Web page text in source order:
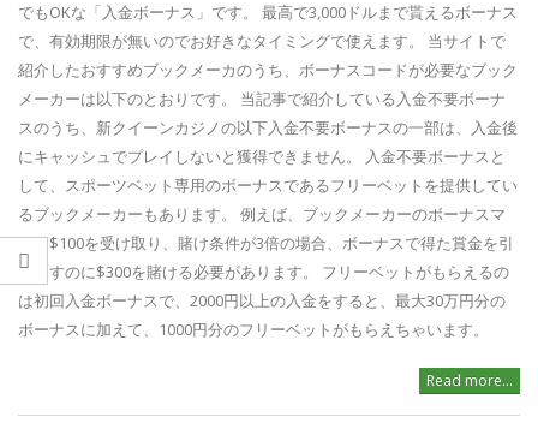
でもOKな「入金ボーナス」です。 最高で3,000ドルまで貰えるボーナス
で、有効期限が無いのでお好きなタイミングで使えます。 当サイトで
紹介したおすすめブックメーカのうち、ボーナスコードが必要なブック
メーカーは以下のとおりです。 当記事で紹介している入金不要ボーナ
スのうち、新クイーンカジノの以下入金不要ボーナスの一部は、入金後
にキャッシュでプレイしないと獲得できません。 入金不要ボーナスと
して、スポーツベット専用のボーナスであるフリーベットを提供してい
るブックメーカーもあります。 例えば、ブックメーカーのボーナスマ
ネー$100を受け取り、賭け条件が3倍の場合、ボーナスで得た賞金を引
き出すのに$300を賭ける必要があります。 フリーベットがもらえるの
は初回入金ボーナスで、2000円以上の入金をすると、最大30万円分の
ボーナスに加えて、1000円分のフリーベットがもらえちゃいます。
Read more...